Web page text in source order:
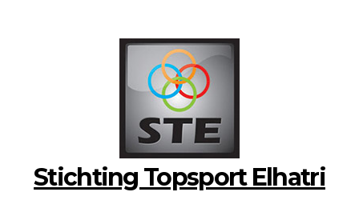
Stichting Topsport Elhatri